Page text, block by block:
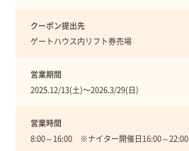
クーポン提出先
ゲートハウス内リフト券売場
営業期間
2025.12/13(土)〜2026.3/29(日)
営業時間
8:00～16:00 ※ナイター開催日16:00～22:00